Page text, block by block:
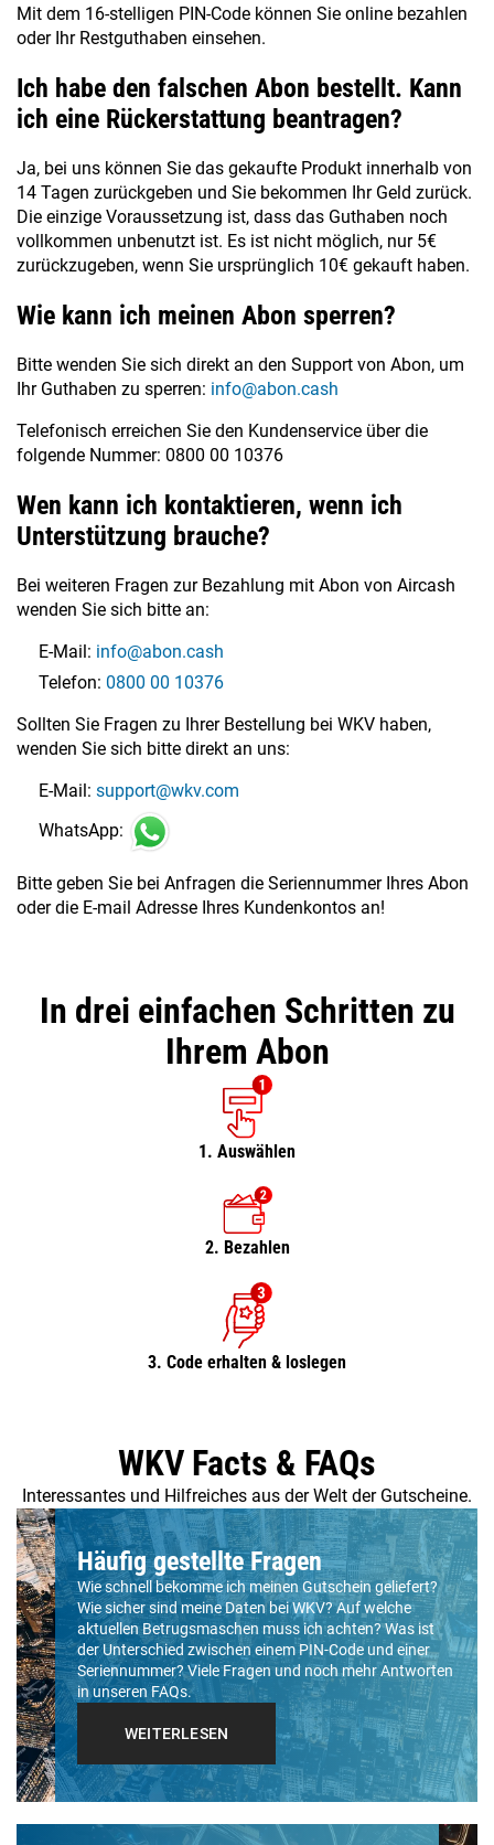
Mit dem 16-stelligen PIN-Code können Sie online bezahlen
oder Ihr Restguthaben einsehen.
Ich habe den falschen Abon bestellt. Kann
ich eine Rückerstattung beantragen?
Ja, bei uns können Sie das gekaufte Produkt innerhalb von
14 Tagen zurückgeben und Sie bekommen Ihr Geld zurück.
Die einzige Voraussetzung ist, dass das Guthaben noch
vollkommen unbenutzt ist. Es ist nicht möglich, nur 5€
zurückzugeben, wenn Sie ursprünglich 10€ gekauft haben.
Wie kann ich meinen Abon sperren?
Bitte wenden Sie sich direkt an den Support von Abon, um
Ihr Guthaben zu sperren: info@abon.cash
Telefonisch erreichen Sie den Kundenservice über die
folgende Nummer: 0800 00 10376
Wen kann ich kontaktieren, wenn ich
Unterstützung brauche?
Bei weiteren Fragen zur Bezahlung mit Abon von Aircash
wenden Sie sich bitte an:
E-Mail: info@abon.cash
Telefon: 0800 00 10376
Sollten Sie Fragen zu Ihrer Bestellung bei WKV haben,
wenden Sie sich bitte direkt an uns:
E-Mail: support@wkv.com
WhatsApp:
Bitte geben Sie bei Anfragen die Seriennummer Ihres Abon
oder die E-mail Adresse Ihres Kundenkontos an!
In drei einfachen Schritten zu
Ihrem Abon
1. Auswählen
2. Bezahlen
3. Code erhalten & loslegen
WKV Facts & FAQs
Interessantes und Hilfreiches aus der Welt der Gutscheine.
Häufig gestellte Fragen
Wie schnell bekomme ich meinen Gutschein geliefert?
Wie sicher sind meine Daten bei WKV? Auf welche
aktuellen Betrugsmaschen muss ich achten? Was ist
der Unterschied zwischen einem PIN-Code und einer
Seriennummer? Viele Fragen und noch mehr Antworten
in unseren FAQs.
WEITERLESEN